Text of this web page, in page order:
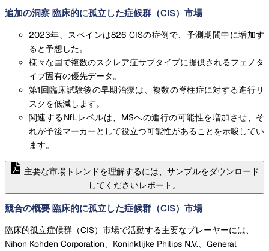
追加の洞察 臨床的に孤立した症候群（CIS）市場
2023年、スペインは826 CISの症例で、予測期間中に増加す
ると予想した。
様々な国で複数のスクレア症サブタイプに提供されるフェノタ
イプ固有の優先データ。
第1回臨床試験後の早期治療は、複数の脊柱症に対する進行リ
スクを低減します。
関連するNfLレベルは、MSへの進行の可能性を増加させ、そ
れが予後マーカーとして役立つ可能性があることを示唆してい
ます。
主要な市場トレンドを理解するには、サンプルをダウンロード
してくださいレポート。
競合の概要 臨床的に孤立した症候群（CIS）市場
臨床的孤立症候群（CIS）市場で活動する主要なプレーヤーには、
Nihon Kohden Corporation、Koninklijke Philips N.V.、General